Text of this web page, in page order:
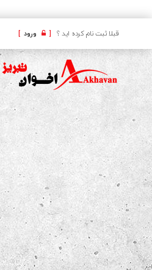
قبلا ثبت نام کرده اید ؟ [ ورود]